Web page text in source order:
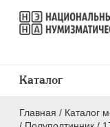
Главная / Каталог
Каталог